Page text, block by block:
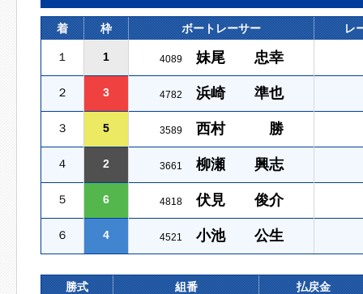
着 枠 ボートレーサー レ
１ 1 4089 妹尾 忠幸
２ 3 4782 浜崎 準也
３ 5 3589 西村 勝
４ 2 3661 柳瀬 興志
５ 6 4818 伏見 俊介
６ 4 4521 小池 公生
勝式 組番 払戻金